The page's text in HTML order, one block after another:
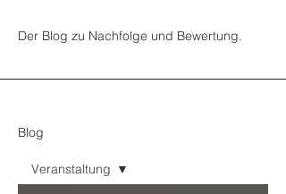
Der Blog zu Nachfolge und Bewertung.
Blog
Veranstaltung